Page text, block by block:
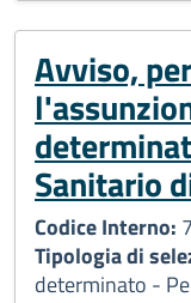
Avviso,
Sanitario
Codice Interno:
Tipologia di
determinato -